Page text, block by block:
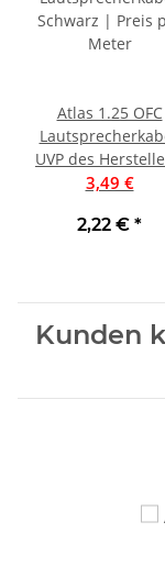
Atlas 1.25 OFC
Schwarz | Preis
Meter
UVP des
3,49 €
2,22 € *
Kunden